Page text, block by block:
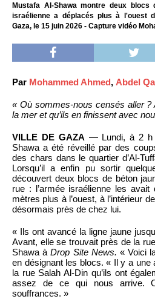
Mustafa Al-Shawa montre deux blocs
israélienne a déplacés plus à l'ouest
Gaza, le 15 juin 2026 - Capture vidéo
Par Mohammed Ahmed, Abdel
« Où sommes-nous censés aller ?
la mer et qu’ils en finissent avec
VILLE DE GAZA — Lundi, à 2 h
Shawa a été réveillé par des
des chars dans le quartier d’Al-
Lorsqu’il a enfin pu sortir
découvert deux blocs de béton
rue : l’armée israélienne les avait
mètres plus à l’ouest, à l’intérieur
désormais près de chez lui.
« Ils ont avancé la ligne jaune
Avant, elle se trouvait près de la
Shawa àDrop Site News. « Voici
en désignant les blocs. « Il y a une
la rue Salah Al-Din qu’ils ont
assez de ce qui nous arrive.
souffrances. »